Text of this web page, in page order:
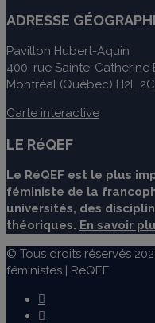
ADRESSE
Pavillon Hubert-Aquin
400, rue Sainte-Catherine
Montréal (Québec) H2L
Carte interactive
LE RéQEF
Le RéQEF est le plus
féministe de la
universités, des
théoriques. En savoir
© Tous droits réservés
féministes | RéQEF